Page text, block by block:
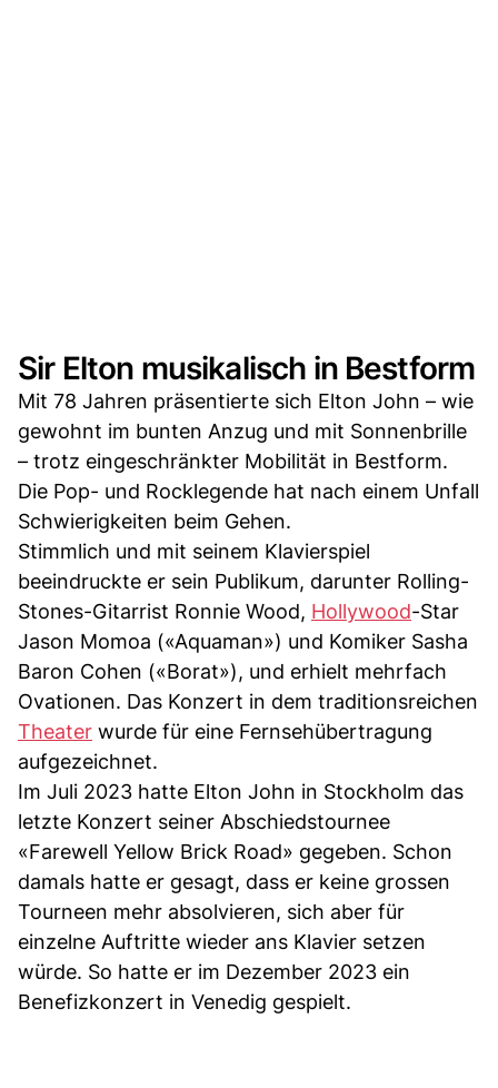
Sir Elton musikalisch in Bestform
Mit 78 Jahren präsentierte sich Elton John – wie
gewohnt im bunten Anzug und mit Sonnenbrille
– trotz eingeschränkter Mobilität in Bestform.
Die Pop- und Rocklegende hat nach einem Unfall
Schwierigkeiten beim Gehen.
Stimmlich und mit seinem Klavierspiel
beeindruckte er sein Publikum, darunter Rolling-
Stones-Gitarrist Ronnie Wood, Hollywood-Star
Jason Momoa («Aquaman») und Komiker Sasha
Baron Cohen («Borat»), und erhielt mehrfach
Ovationen. Das Konzert in dem traditionsreichen
Theater wurde für eine Fernsehübertragung
aufgezeichnet.
Im Juli 2023 hatte Elton John in Stockholm das
letzte Konzert seiner Abschiedstournee
«Farewell Yellow Brick Road» gegeben. Schon
damals hatte er gesagt, dass er keine grossen
Tourneen mehr absolvieren, sich aber für
einzelne Auftritte wieder ans Klavier setzen
würde. So hatte er im Dezember 2023 ein
Benefizkonzert in Venedig gespielt.